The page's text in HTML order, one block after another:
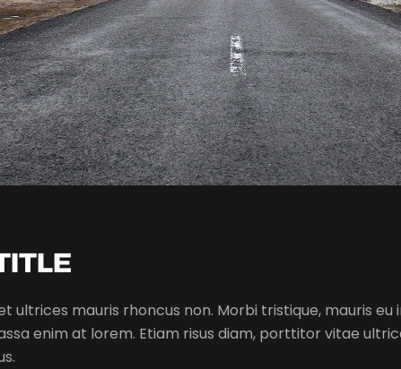
ultrices mauris rhoncus non. Morbi tristique, mauris
enim at lorem. Etiam risus diam, porttitor vitae